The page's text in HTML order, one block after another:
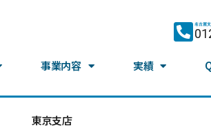
名古屋
事業内容 実績
東京支店